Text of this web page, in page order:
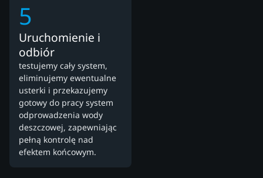
5
Uruchomienie i
odbiór
testujemy cały system,
eliminujemy ewentualne
usterki i przekazujemy
gotowy do pracy system
odprowadzenia wody
deszczowej, zapewniając
pełną kontrolę nad
efektem końcowym.